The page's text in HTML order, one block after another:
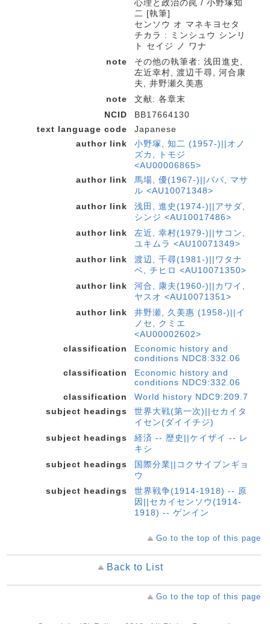
心理と政治の罠 / 小野塚知
二 [執筆]
センソウ オ マネキヨセタ
チカラ : ミンシュウ シンリ
ト セイジ ノ ワナ
note
その他の執筆者: 浅田進史,
左近幸村, 渡辺千尋, 河合康
夫, 井野瀬久美惠
note
文献: 各章末
NCID
BB17664130
text language code
Japanese
author link
小野塚, 知二 (1957-)||オノ
ズカ, トモジ
<AU00006865>
author link
馬場, 優(1967-)||ババ, マサ
ル <AU10071348>
author link
浅田, 進史(1974-)||アサダ,
シンジ <AU10017486>
author link
左近, 幸村(1979-)||サコン,
ユキムラ <AU10071349>
author link
渡辺, 千尋(1981-)||ワタナ
ベ, チヒロ <AU10071350>
author link
河合, 康夫(1960-)||カワイ,
ヤスオ <AU10071351>
author link
井野瀬, 久美惠 (1958-)||イ
ノセ, クミエ
<AU00002602>
classification
Economic history and
conditions NDC8:332.06
classification
Economic history and
conditions NDC9:332.06
classification
World history NDC9:209.7
subject headings
世界大戦(第一次)||セカイタ
イセン(ダイイチジ)
subject headings
経済 -- 歴史||ケイザイ -- レ
キシ
subject headings
国際分業||コクサイブンギョ
ウ
subject headings
世界戦争(1914-1918) -- 原
因||セカイセンソウ(1914-
1918) -- ゲンイン
Go to the top of this page
Back to List
Go to the top of this page